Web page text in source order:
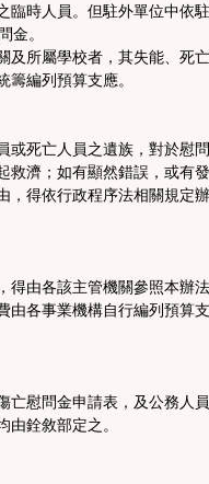
臨時人員。但駐外單位中依
金。
及所屬學校者，其失能、死
籌編列預算支應。
或死亡人員之遺族，對於慰
救濟；如有顯然錯誤，或有
，得依行政程序法相關規定
得由各該主管機關參照本辦
由各事業機構自行編列預算
亡慰問金申請表，及公務人
銓敘部定之。